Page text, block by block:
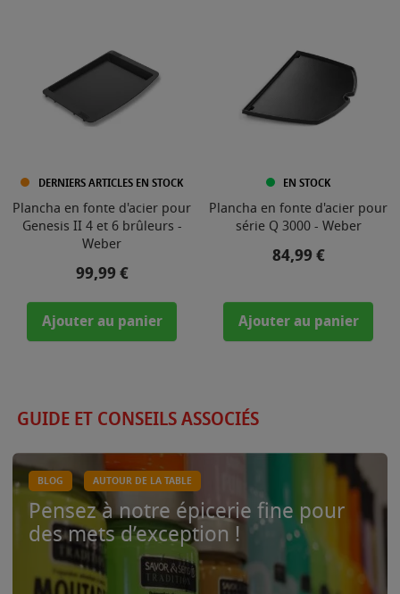
DERNIERS ARTICLES EN STOCK
Plancha en fonte d'acier pour
Genesis II 4 et 6 brûleurs -
Weber
Prix
99,99 €
Ajouter au panier
EN STOCK
Plancha en fonte d'acier pour
série Q 3000 - Weber
Prix
84,99 €
Ajouter au panier
GUIDE ET CONSEILS ASSOCIÉS
BLOG AUTOUR DE LA TABLE
Pensez à notre épicerie fine pour
des mets d’exception !